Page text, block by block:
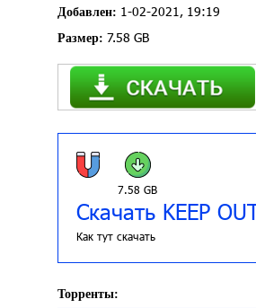
Добавлен: 1-02-2021, 19:19
Размер: 7.58 GB
7.58 GB
Скачать KEEP
Как тут скачать
Торренты: